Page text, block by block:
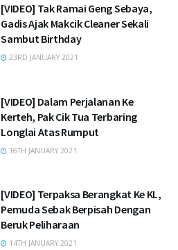
[VIDEO] Tak Ramai Geng Sebaya,
Gadis Ajak Makcik Cleaner Sekali
Sambut Birthday
23RD JANUARY 2021
[VIDEO] Dalam Perjalanan Ke
Kerteh, Pak Cik Tua Terbaring
Longlai Atas Rumput
16TH JANUARY 2021
[VIDEO] Terpaksa Berangkat Ke KL,
Pemuda Sebak Berpisah Dengan
Beruk Peliharaan
14TH JANUARY 2021